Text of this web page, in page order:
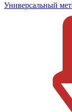
Универсальный